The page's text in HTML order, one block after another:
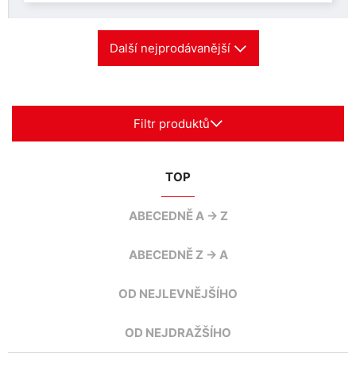
Další nejprodávanější
Filtr produktů
TOP
ABECEDNĚ A -> Z
ABECEDNĚ Z -> A
OD NEJLEVNĚJŠÍHO
OD NEJDRAŽŠÍHO